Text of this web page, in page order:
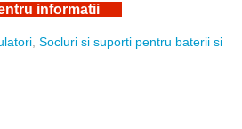
informatii
Socluri si suporti pentru baterii si